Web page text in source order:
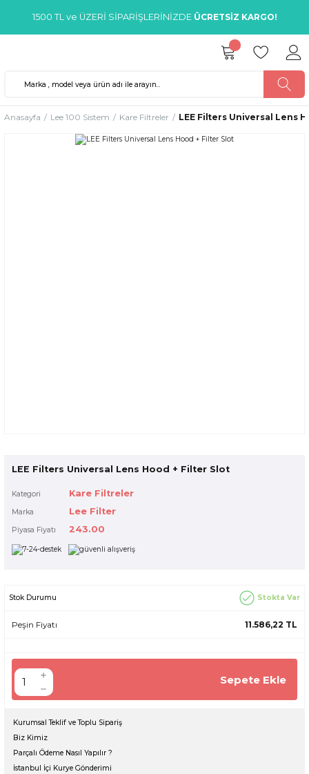
1500 TL ve ÜZERİ SİPARİŞLERİNİZDE ÜCRETSİZ KARGO!
Anasayfa Lee 100 Sistem Kare Filtreler LEE Filters Universal Lens
LEE Filters Universal Lens Hood + Filter Slot
Kategori Kare Filtreler
Marka Lee Filter
Piyasa Fiyatı 243.00
Stok Durumu Stokta Var
Peşin Fiyatı 11.586,22 TL
Sepete Ekle
Kurumsal Teklif ve Toplu Sipariş
Biz Kimiz
Parçalı Ödeme Nasıl Yapılır ?
İstanbul İçi Kurye Gönderimi